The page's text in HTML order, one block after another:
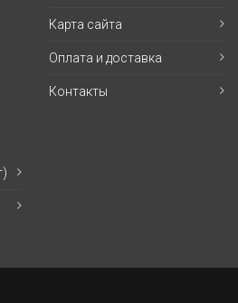
Карта сайта
Оплата и доставка
Контакты